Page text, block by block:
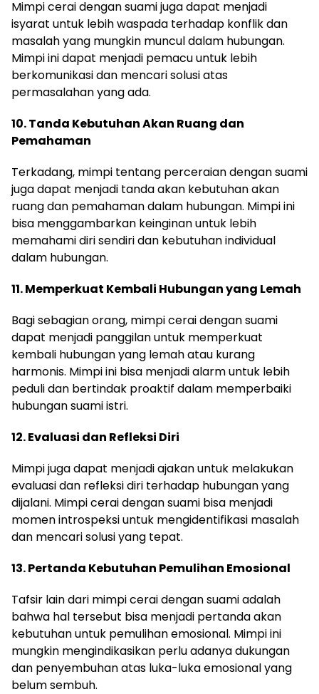
Mimpi cerai dengan suami juga dapat menjadi
isyarat untuk lebih waspada terhadap konflik dan
masalah yang mungkin muncul dalam hubungan.
Mimpi ini dapat menjadi pemacu untuk lebih
berkomunikasi dan mencari solusi atas
permasalahan yang ada.
10. Tanda Kebutuhan Akan Ruang dan
Pemahaman
Terkadang, mimpi tentang perceraian dengan suami
juga dapat menjadi tanda akan kebutuhan akan
ruang dan pemahaman dalam hubungan. Mimpi ini
bisa menggambarkan keinginan untuk lebih
memahami diri sendiri dan kebutuhan individual
dalam hubungan.
11. Memperkuat Kembali Hubungan yang Lemah
Bagi sebagian orang, mimpi cerai dengan suami
dapat menjadi panggilan untuk memperkuat
kembali hubungan yang lemah atau kurang
harmonis. Mimpi ini bisa menjadi alarm untuk lebih
peduli dan bertindak proaktif dalam memperbaiki
hubungan suami istri.
12. Evaluasi dan Refleksi Diri
Mimpi juga dapat menjadi ajakan untuk melakukan
evaluasi dan refleksi diri terhadap hubungan yang
dijalani. Mimpi cerai dengan suami bisa menjadi
momen introspeksi untuk mengidentifikasi masalah
dan mencari solusi yang tepat.
13. Pertanda Kebutuhan Pemulihan Emosional
Tafsir lain dari mimpi cerai dengan suami adalah
bahwa hal tersebut bisa menjadi pertanda akan
kebutuhan untuk pemulihan emosional. Mimpi ini
mungkin mengindikasikan perlu adanya dukungan
dan penyembuhan atas luka-luka emosional yang
belum sembuh.